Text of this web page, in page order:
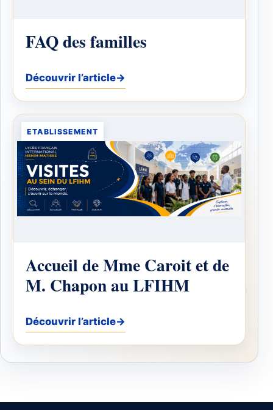
FAQ des familles
Découvrir l’article→
ETABLISSEMENT
Accueil de Mme Caroit et de
M. Chapon au LFIHM
Découvrir l’article→